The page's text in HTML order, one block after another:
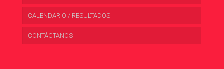
CALENDARIO / RESULTADOS
CONTÁCTANOS